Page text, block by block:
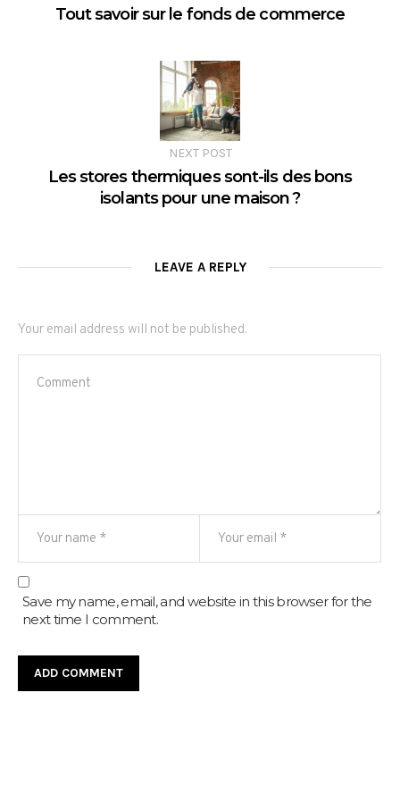
Tout savoir sur le fonds de commerce
NEXT POST
Les stores thermiques sont-ils des bons
isolants pour une maison ?
LEAVE A REPLY
Your email address will not be published.
Save my name, email, and website in this browser for the
next time I comment.